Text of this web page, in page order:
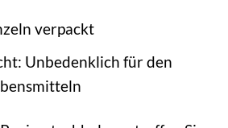
verpackt
Unbedenklich für den